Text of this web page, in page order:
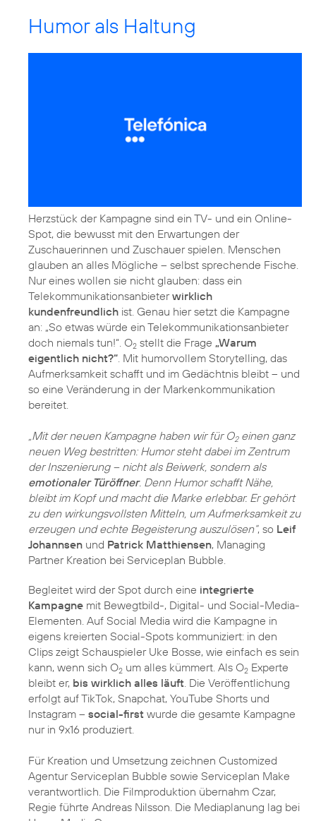
Humor als Haltung
Herzstück der Kampagne sind ein TV- und ein Online-
Spot, die bewusst mit den Erwartungen der
Zuschauerinnen und Zuschauer spielen. Menschen
glauben an alles Mögliche – selbst sprechende Fische.
Nur eines wollen sie nicht glauben: dass ein
Telekommunikationsanbieterwirklich
kundenfreundlich ist. Genau hier setzt die Kampagne
an: „So etwas würde ein Telekom­munikationsanbieter
doch niemals tun!“. O2 stellt die Frage „Warum
eigentlich nicht?“. Mit humorvollem Storytelling, das
Aufmerksamkeit schafft und im Gedächtnis bleibt – und
so eine Veränderung in der Markenkommunikation
bereitet.
„Mit der neuen Kampagne haben wir für O2einen ganz
neuen Weg bestritten: Humor steht dabei im Zentrum
der Inszenierung – nicht als Beiwerk, sondern als
emotionaler Türöffner. Denn Humor schafft Nähe,
bleibt im Kopf und macht die Marke erlebbar. Er gehört
zu den wirkungsvollsten Mitteln, um Aufmerksamkeit zu
erzeugen und echte Begeisterung auszulösen“, so Leif
Johannsen und Patrick Matthiensen, Managing
Partner Kreation bei Serviceplan Bubble.
Begleitet wird der Spot durch eine integrierte
Kampagne mit Bewegtbild-, Digital- und Social-Media-
Elementen. Auf Social Media wird die Kampagne in
eigens kreierten Social-Spots kommuniziert: in den
Clips zeigt Schauspieler Uke Bosse, wie einfach es sein
kann, wenn sich O2 um alles kümmert. Als O2 Experte
bleibt er, bis wirklich alles läuft. Die Veröffentlichung
erfolgt auf TikTok, Snapchat, YouTube Shorts und
Instagram – social-first wurde die gesamte Kampagne
nur in 9x16 produziert.
Für Kreation und Umsetzung zeichnen Customized
Agentur Serviceplan Bubble sowie Serviceplan Make
verantwortlich. Die Filmproduktion übernahm Czar,
Regie führte Andreas Nilsson. Die Mediaplanung lag bei